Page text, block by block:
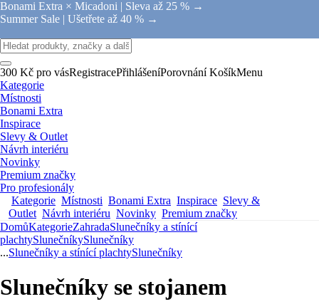
Bonami Extra × Micadoni | Sleva až 25 % →
Summer Sale | Ušetřete až 40 % →
300 Kč pro vásRegistracePřihlášeníPorovnání KošíkMenu
Kategorie
Místnosti
Bonami Extra
Inspirace
Slevy & Outlet
Návrh interiéru
Novinky
Premium značky
Pro profesionály
Kategorie Místnosti Bonami Extra Inspirace Slevy &
Outlet Návrh interiéru Novinky Premium značky
DomůKategorieZahradaSlunečníky a stínící
plachtySlunečníkySlunečníky
...Slunečníky a stínící plachtySlunečníky
Slunečníky se stojanem